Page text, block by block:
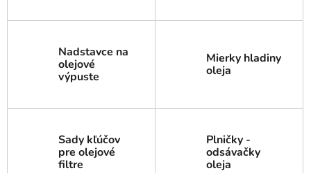
Nadstavce na
olejové
výpuste
Mierky hladiny
oleja
Sady kľúčov
pre olejové
filtre
Plničky -
odsávačky
oleja